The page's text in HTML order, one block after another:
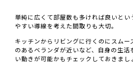
単純に広くて部屋数も多ければ良いと
やすい導線を考えた間取りも大切。
キッチンからリビングに行くのにスム
のあるベランダが近いなど、自身の生
い動きが可能かもチェックしておきまし